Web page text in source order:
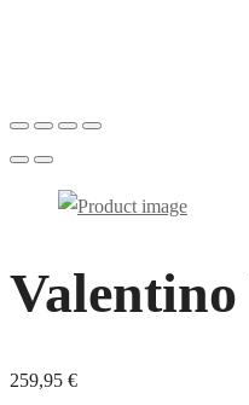
259,95 €